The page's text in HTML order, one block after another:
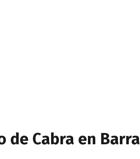
de Cabra en Barra